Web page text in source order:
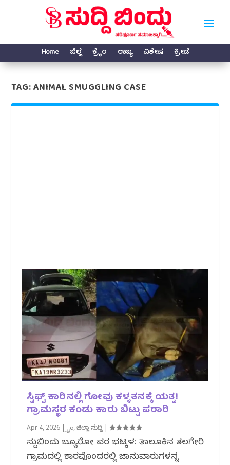
Home ಜಿಲ್ಲೆ ಕ್ರೈಂ ರಾಜ್ಯ ವಿಶೇಷ ಕ್ರೀಡೆ
TAG:ANIMAL SMUGGLING CASE
ಸ್ವಿಫ್ಟ್ ಕಾರಿನಲ್ಲಿ ಗೋವು ಕಳ್ಳತನಕ್ಕೆ ಯತ್ನ!
ಗ್ರಾಮಸ್ಥರ ಕಂಡು ಕಾರು ಬಿಟ್ಟು ಪರಾರಿ
Apr 4, 2026 |ಕ್ರೈಂ,ಜಿಲ್ಲಾ ಸುದ್ದಿ |
ಸುದ್ದಿಬಿಂದು ಬ್ಯೂರೋ ವರದಿ ಭಟ್ಕಳ: ತಾಲೂಕಿನ ತಲಗೇರಿ
ಗ್ರಾಮದಲ್ಲಿ ಕಾರವೊಂದರಲ್ಲಿ ಜಾನುವಾರುಗಳನ್ನ